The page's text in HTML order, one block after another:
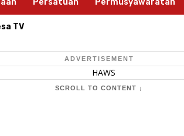
Persatuan Permusyawaratan
TV
ADVERTISEMENT
SCROLL TO CONTENT ↓